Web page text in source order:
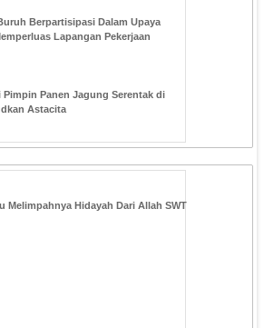
Berpartisipasi Dalam Upaya
Lapangan Pekerjaan
Pimpin Panen Jagung Serentak di
Astacita
Melimpahnya Hidayah Dari Allah SWT